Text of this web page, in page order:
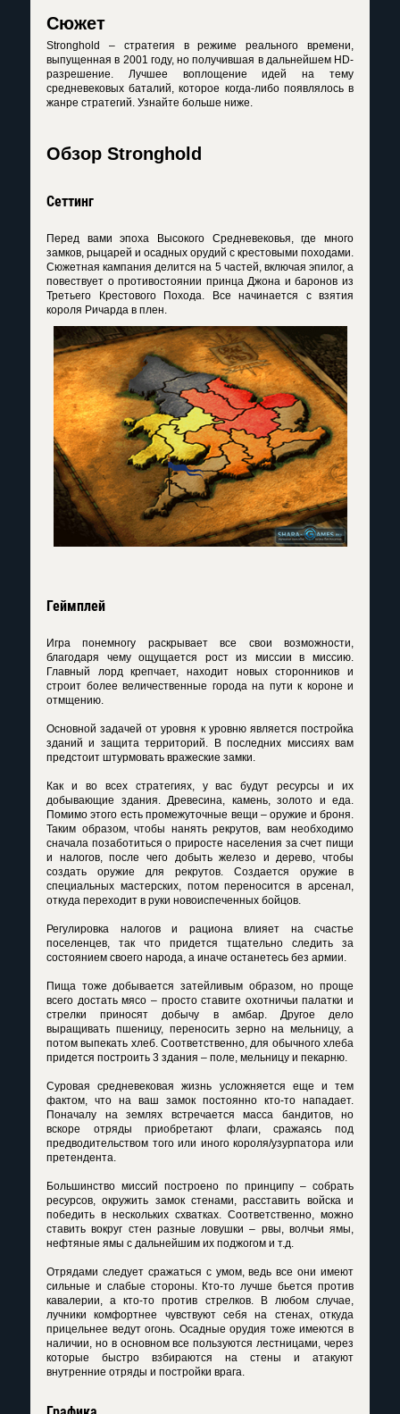
Сюжет
Stronghold – стратегия в режиме реального времени,
выпущенная в 2001 году, но получившая в дальнейшем HD-
разрешение. Лучшее воплощение идей на тему
средневековых баталий, которое когда-либо появлялось в
жанре стратегий. Узнайте больше ниже.
Обзор Stronghold
Сеттинг
Перед вами эпоха Высокого Средневековья, где много
замков, рыцарей и осадных орудий с крестовыми походами.
Сюжетная кампания делится на 5 частей, включая эпилог, а
повествует о противостоянии принца Джона и баронов из
Третьего Крестового Похода. Все начинается с взятия
короля Ричарда в плен.
Геймплей
Игра понемногу раскрывает все свои возможности,
благодаря чему ощущается рост из миссии в миссию.
Главный лорд крепчает, находит новых сторонников и
строит более величественные города на пути к короне и
отмщению.
Основной задачей от уровня к уровню является постройка
зданий и защита территорий. В последних миссиях вам
предстоит штурмовать вражеские замки.
Как и во всех стратегиях, у вас будут ресурсы и их
добывающие здания. Древесина, камень, золото и еда.
Помимо этого есть промежуточные вещи – оружие и броня.
Таким образом, чтобы нанять рекрутов, вам необходимо
сначала позаботиться о приросте населения за счет пищи
и налогов, после чего добыть железо и дерево, чтобы
создать оружие для рекрутов. Создается оружие в
специальных мастерских, потом переносится в арсенал,
откуда переходит в руки новоиспеченных бойцов.
Регулировка налогов и рациона влияет на счастье
поселенцев, так что придется тщательно следить за
состоянием своего народа, а иначе останетесь без армии.
Пища тоже добывается затейливым образом, но проще
всего достать мясо – просто ставите охотничьи палатки и
стрелки приносят добычу в амбар. Другое дело
выращивать пшеницу, переносить зерно на мельницу, а
потом выпекать хлеб. Соответственно, для обычного хлеба
придется построить 3 здания – поле, мельницу и пекарню.
Суровая средневековая жизнь усложняется еще и тем
фактом, что на ваш замок постоянно кто-то нападает.
Поначалу на землях встречается масса бандитов, но
вскоре отряды приобретают флаги, сражаясь под
предводительством того или иного короля/узурпатора или
претендента.
Большинство миссий построено по принципу – собрать
ресурсов, окружить замок стенами, расставить войска и
победить в нескольких схватках. Соответственно, можно
ставить вокруг стен разные ловушки – рвы, волчьи ямы,
нефтяные ямы с дальнейшим их поджогом и т.д.
Отрядами следует сражаться с умом, ведь все они имеют
сильные и слабые стороны. Кто-то лучше бьется против
кавалерии, а кто-то против стрелков. В любом случае,
лучники комфортнее чувствуют себя на стенах, откуда
прицельнее ведут огонь. Осадные орудия тоже имеются в
наличии, но в основном все пользуются лестницами, через
которые быстро взбираются на стены и атакуют
внутренние отряды и постройки врага.